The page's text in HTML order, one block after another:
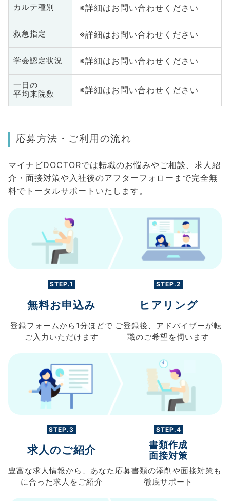
カルテ種別 ※詳細はお問い合わせください
救急指定 ※詳細はお問い合わせください
学会認定状況 ※詳細はお問い合わせください
一日の
平均来院数
※詳細はお問い合わせください
応募方法・ご利用の流れ
マイナビDOCTORでは転職のお悩みやご相談、求人紹
介・面接対策や入社後のアフターフォローまで完全無
料でトータルサポートいたします。
STEP.1
無料お申込み
登録フォームから 1分ほどで
ご入力 いただけます
STEP.2
ヒアリング
ご登録後、 アドバイザーが転
職のご希望を伺います
STEP.3
求人のご紹介
豊富な求人情報から、 あなた
に合った求人を ご紹介
STEP.4
書類作成
面接対策
応募書類の添削や面接対策も
徹底サポート